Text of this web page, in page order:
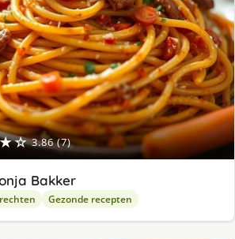
3.86 (7)
Bakker
Gezonde recepten